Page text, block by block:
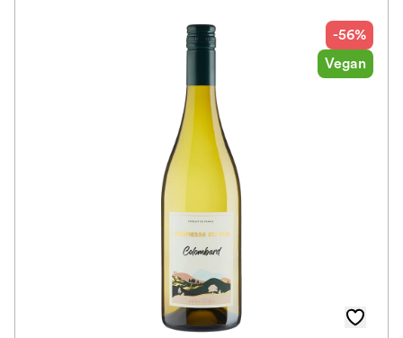
-56%
Vegan